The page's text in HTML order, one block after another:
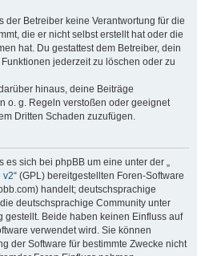
der Betreiber keine Verantwortung für die
die er nicht selbst erstellt hat oder die
hat. Du gestattest dem Betreiber, dein
jederzeit zu löschen oder zu
hinaus, deine Beiträge
o. g. Regeln verstoßen oder geeignet
Dritten Schaden zuzufügen.
es sich bei phpBB um eine unter der „
v2“ (GPL) bereitgestellten Foren-Software
handelt; deutschsprachige
deutschsprachige Community unter
gestellt. Beide haben keinen Einfluss auf
verwendet wird. Sie können
der Software für bestimmte Zwecke nicht